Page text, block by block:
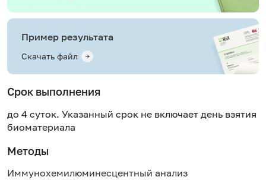
Пример результата
Скачать файл
Срок выполнения
до 4 суток. Указанный срок не включает день взятия
биоматериала
Методы
Иммунохемилюминесцентный анализ